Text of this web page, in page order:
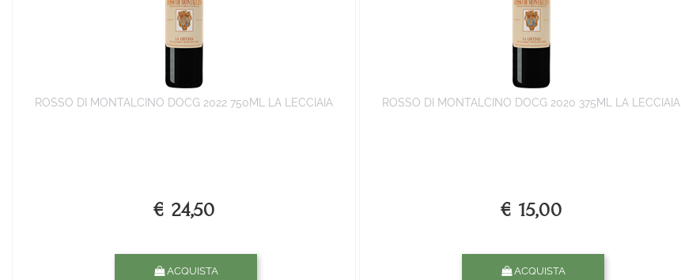
ROSSO DI MONTALCINO DOCG 2022 750ML LA LECCIAIA
€ 24,50
ACQUISTA
ROSSO DI MONTALCINO DOCG 2020 375ML LA LECCIAIA
€ 15,00
ACQUISTA